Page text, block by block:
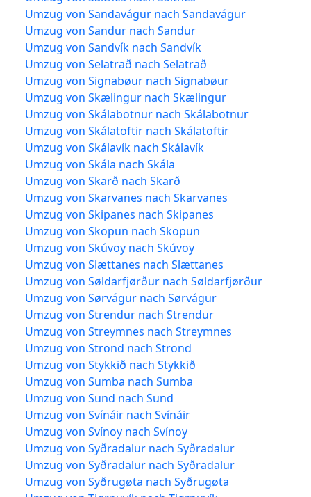
Umzug von Sandavágur nach Sandavágur
Umzug von Sandur nach Sandur
Umzug von Sandvík nach Sandvík
Umzug von Selatrað nach Selatrað
Umzug von Signabøur nach Signabøur
Umzug von Skælingur nach Skælingur
Umzug von Skálabotnur nach Skálabotnur
Umzug von Skálatoftir nach Skálatoftir
Umzug von Skálavík nach Skálavík
Umzug von Skála nach Skála
Umzug von Skarð nach Skarð
Umzug von Skarvanes nach Skarvanes
Umzug von Skipanes nach Skipanes
Umzug von Skopun nach Skopun
Umzug von Skúvoy nach Skúvoy
Umzug von Slættanes nach Slættanes
Umzug von Søldarfjørður nach Søldarfjørður
Umzug von Sørvágur nach Sørvágur
Umzug von Strendur nach Strendur
Umzug von Streymnes nach Streymnes
Umzug von Strond nach Strond
Umzug von Stykkið nach Stykkið
Umzug von Sumba nach Sumba
Umzug von Sund nach Sund
Umzug von Svínáir nach Svínáir
Umzug von Svínoy nach Svínoy
Umzug von Syðradalur nach Syðradalur
Umzug von Syðradalur nach Syðradalur
Umzug von Syðrugøta nach Syðrugøta